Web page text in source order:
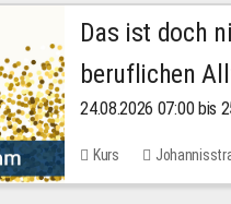
Das ist doch
beruflichen
24.08.2026 07:00 bis
Kurs